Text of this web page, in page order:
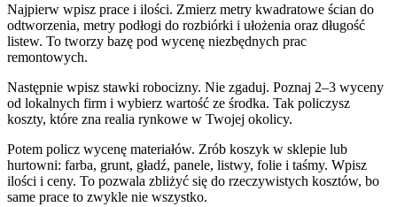
Najpierw wpisz prace i ilości. Zmierz metry kwadratowe ścian do
odtworzenia, metry podłogi do rozbiórki i ułożenia oraz długość
listew. To tworzy bazę pod wycenę niezbędnych prac
remontowych.
Następnie wpisz stawki robocizny. Nie zgaduj. Poznaj 2–3 wyceny
od lokalnych firm i wybierz wartość ze środka. Tak policzysz
koszty, które zna realia rynkowe w Twojej okolicy.
Potem policz wycenę materiałów. Zrób koszyk w sklepie lub
hurtowni: farba, grunt, gładź, panele, listwy, folie i taśmy. Wpisz
ilości i ceny. To pozwala zbliżyć się do rzeczywistych kosztów, bo
same prace to zwykle nie wszystko.